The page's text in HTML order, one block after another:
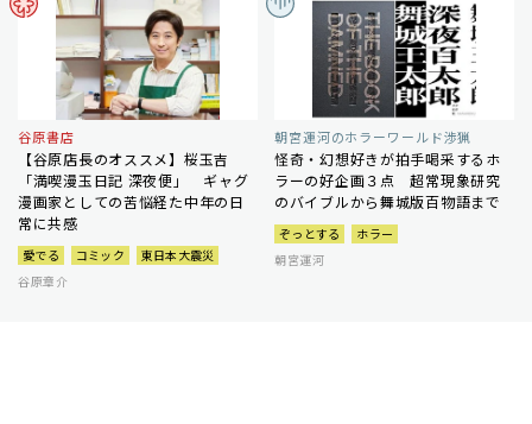
谷原書店
【谷原店長のオススメ】桜玉吉
「満喫漫玉日記 深夜便」 ギャグ
漫画家としての苦悩経た中年の日
常に共感
愛でる コミック
東日本大震災
谷原章介
朝宮運河のホラーワールド渉猟
怪奇・幻想好きが拍手喝采するホ
ラーの好企画３点 超常現象研究
のバイブルから舞城版百物語まで
ぞっとする
ホラー
朝宮運河